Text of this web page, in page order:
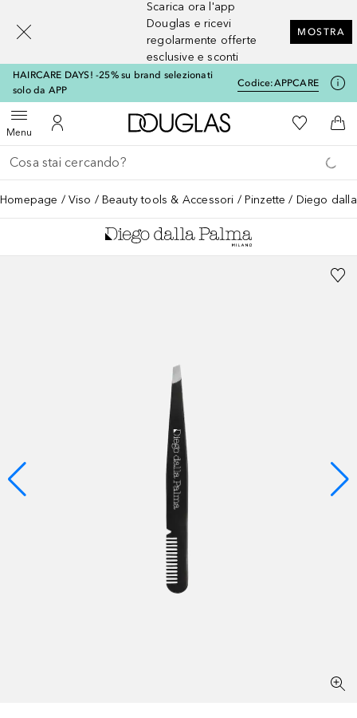
Scarica ora l'app
Douglas e ricevi
regolarmente offerte
esclusive e sconti
MOSTRA
HAIRCARE DAYS! -25% su brand selezionati
solo da APP
Codice:APPCARE
MenuApri menuAl Mio Account
A Douglas HomeAlla Mia
Al
Torna indietro
Esegui ricerca
Homepage Viso Beauty tools & Accessori Pinzette Diego
[navigation.slideout.screenreader]